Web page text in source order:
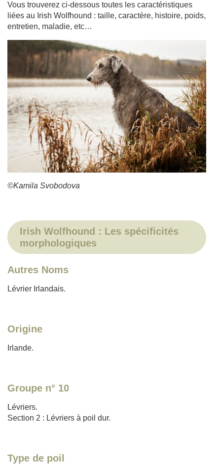
Vous trouverez ci-dessous toutes les caractéristiques
liées au Irish Wolfhound : taille, caractère, histoire, poids,
entretien, maladie, etc…
©Kamila Svobodova
Irish Wolfhound : Les spécificités
morphologiques
Autres Noms
Lévrier Irlandais.
Origine
Irlande.
Groupe n° 10
Lévriers.
Section 2 : Lévriers à poil dur.
Type de poil